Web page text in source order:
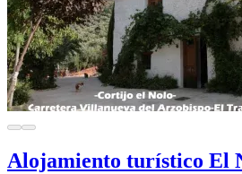
Alojamiento turístico El